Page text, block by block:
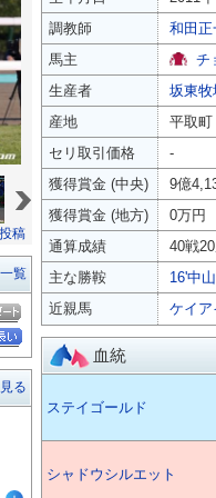
稿
覧
る
調教師
和田正
馬主
チ
生産者
坂東牧
産地
平取町
セリ取引価格
-
獲得賞金 (中央)
9億
獲得賞金 (地方)
0万円
通算成績
40戦
主な勝鞍
16'中
近親馬
ケイア
血統
ステイゴールド
シャドウシルエット